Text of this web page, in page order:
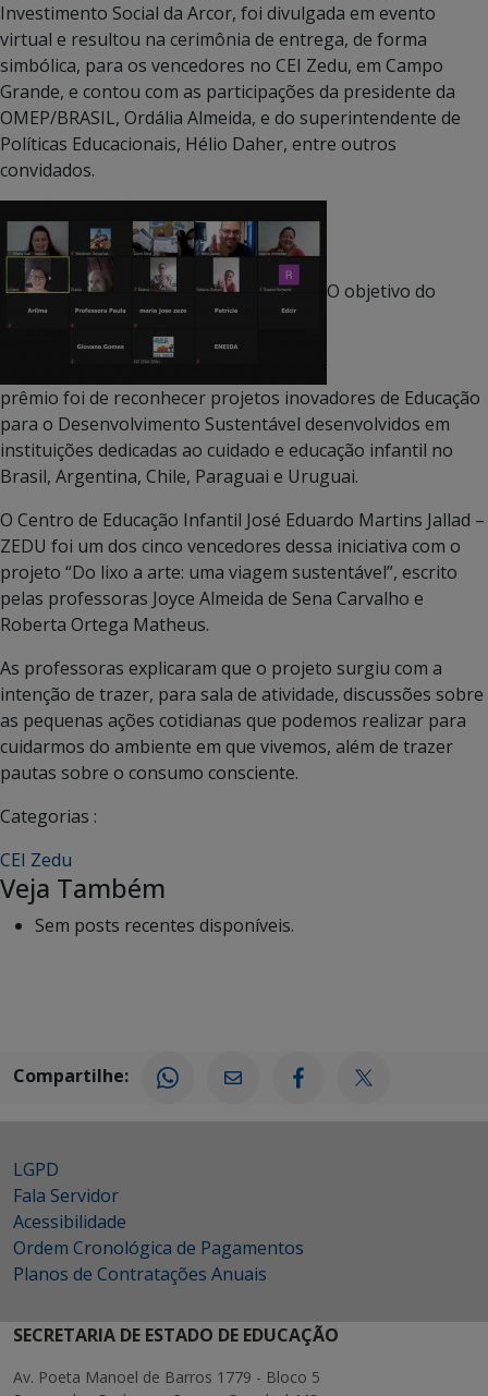
Investimento Social da Arcor, foi divulgada em evento
virtual e resultou na cerimônia de entrega, de forma
simbólica, para os vencedores no CEI Zedu, em Campo
Grande, e contou com as participações da presidente da
OMEP/BRASIL, Ordália Almeida, e do superintendente de
Políticas Educacionais, Hélio Daher, entre outros
convidados.
O objetivo do
prêmio foi de reconhecer projetos inovadores de Educação
para o Desenvolvimento Sustentável desenvolvidos em
instituições dedicadas ao cuidado e educação infantil no
Brasil, Argentina, Chile, Paraguai e Uruguai.
O Centro de Educação Infantil José Eduardo Martins Jallad –
ZEDU foi um dos cinco vencedores dessa iniciativa com o
projeto “Do lixo a arte: uma viagem sustentável”, escrito
pelas professoras Joyce Almeida de Sena Carvalho e
Roberta Ortega Matheus.
As professoras explicaram que o projeto surgiu com a
intenção de trazer, para sala de atividade, discussões sobre
as pequenas ações cotidianas que podemos realizar para
cuidarmos do ambiente em que vivemos, além de trazer
pautas sobre o consumo consciente.
Categorias :
CEI Zedu
Veja Também
Sem posts recentes disponíveis.
Compartilhe:
LGPD
Fala Servidor
Acessibilidade
Ordem Cronológica de Pagamentos
Planos de Contratações Anuais
SECRETARIA DE ESTADO DE EDUCAÇÃO
Av. Poeta Manoel de Barros 1779 - Bloco 5